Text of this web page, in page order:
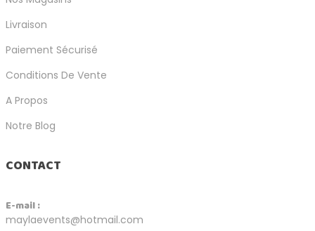
Livraison
Paiement Sécurisé
Conditions De Vente
A Propos
Notre Blog
CONTACT
E-mail :
maylaevents@hotmail.com